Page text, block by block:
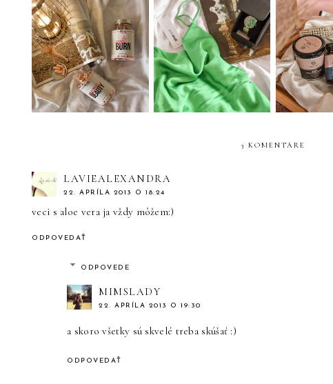
RECENZIA | BEAST
PINK MARINE
BEAUTY & NIGHT
BURN
PR BALÍČKY,
NÁKUPY, NOVINKY |
AUGUST &
SEPTEMBER
3 KOMENTÁRE
LAVIEALEXANDRA
22. APRÍLA 2013 O 18:24
veci s aloe vera ja vždy môžem:)
ODPOVEDAŤ
ODPOVEDE
MIMSLADY
22. APRÍLA 2013 O 19:30
a skoro všetky sú skvelé treba skúšať :)
ODPOVEDAŤ